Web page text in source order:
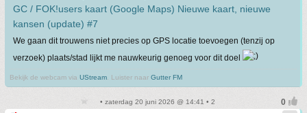
GC / FOK!users kaart (Google Maps) Nieuwe kaart, nieuwe
kansen (update) #7
We gaan dit trouwens niet precies op GPS locatie toevoegen (tenzij op
verzoek) plaats/stad lijkt me nauwkeurig genoeg voor dit doel
Bekijk de webcam via UStream . Luister naar Gutter FM
• zaterdag 20 juni 2026 @ 14:41 • 2